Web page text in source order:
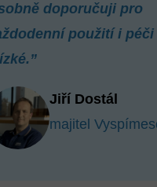
doporučuji pro
použití i péči
Jiří Dostál
majitel